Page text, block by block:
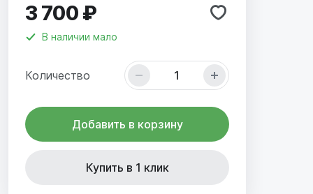
3 700 ₽
В наличии мало
Количество
Добавить в корзину
Купить в 1 клик